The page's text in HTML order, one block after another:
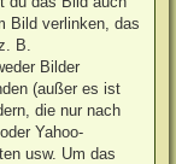
Bild verlinken, das
B.
Bilder
(außer es ist
die nur nach
Yahoo-
usw. Um das